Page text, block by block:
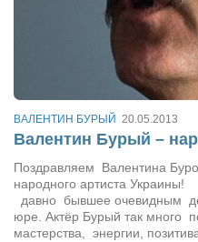
Режиссёры
Художники
Надія Белокур
Анна Гидора
Леонтий Костур
Римма Миленкова
Ирина Проценко
Александр
ВАЛЕНТИН БУРЫЙ 20.05.2013
Валентин Бурый –
Поздравляем Валентина
народного артиста Украины!
давно бывшее очевидным
юре. Актёр Бурый так много
мастерства, энергии,